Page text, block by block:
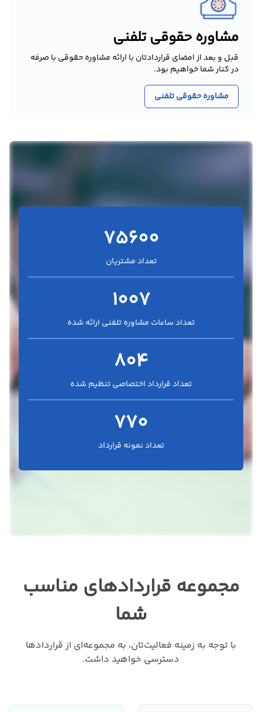
مشاوره حقوقی تلفنی
قبل و بعد از امضای قراردادتان با ارائه مشاوره حقوقی با صرفه
در کنار شما خواهیم بود.
مشاوره حقوقی تلفنی
75600
تعداد مشتریان
1007
تعداد ساعات مشاوره تلفنی ارائه شده
804
تعداد قرارداد اختصاصی تنظیم شده
770
تعداد نمونه قرارداد
مجموعه قرارداد‌های مناسب
شما
با توجه به زمینه فعالیت‌تان، به مجموعه‌ای از قراردادها
دسترسی خواهید داشت.